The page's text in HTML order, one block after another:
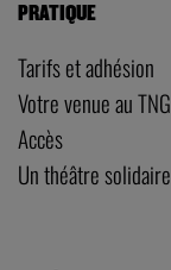
PRATIQUE
Tarifs et adhésion
Votre venue au TNG
Accès
Un théâtre solidaire